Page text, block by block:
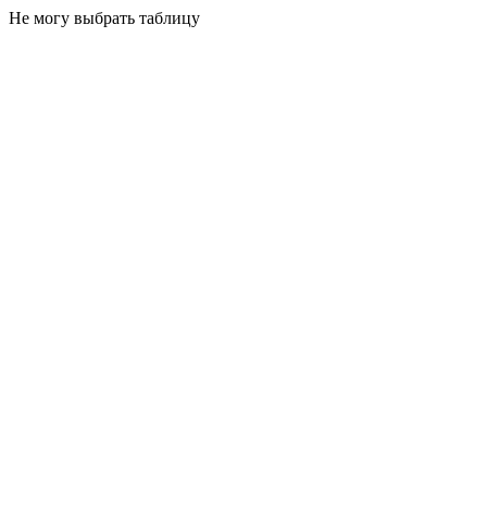
Не могу выбрать таблицу